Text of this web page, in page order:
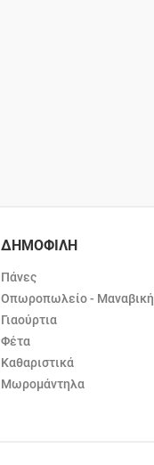
ΔΗΜΟΦΙΛΗ
Πάνες
Οπωροπωλείο - Μαναβική
Γιαούρτια
Φέτα
Καθαριστικά
Μωρομάντηλα